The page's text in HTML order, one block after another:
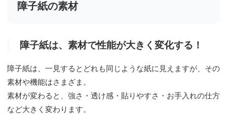
障子紙の素材
障子紙は、素材で性能が大きく変化する！
障子紙は、一見するとどれも同じような紙に見えますが、その
素材や機能はさまざま。
素材が変わると、強さ・透け感・貼りやすさ・お手入れの仕方
など大きく変わります。